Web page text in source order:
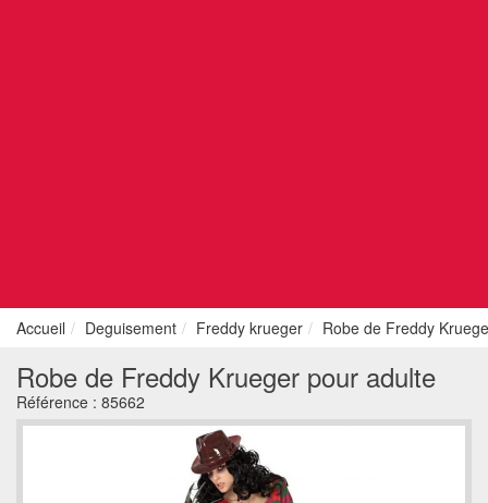
Accueil Deguisement Freddy krueger Robe de Freddy
Robe de Freddy Krueger pour adulte
Référence : 85662